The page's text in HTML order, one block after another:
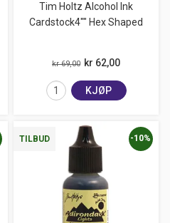
Tim Holtz Alcohol Ink
Cardstock4"" Hex Shaped
kr 69,00 kr 62,00
KJØP
TILBUD -10%